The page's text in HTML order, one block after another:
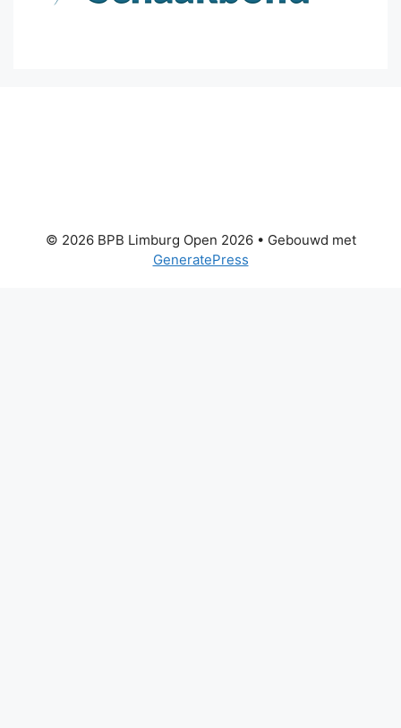
© 2026 BPB Limburg Open 2026• Gebouwd met
GeneratePress